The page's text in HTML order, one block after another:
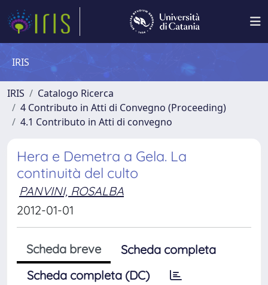
IRIS
IRIS
Catalogo Ricerca
4 Contributo in Atti di Convegno (Proceeding)
4.1 Contributo in Atti di convegno
Hera e Demetra a Gela. La
continuità del culto
PANVINI, ROSALBA
2012-01-01
Scheda breve
Scheda completa
Scheda completa (DC)